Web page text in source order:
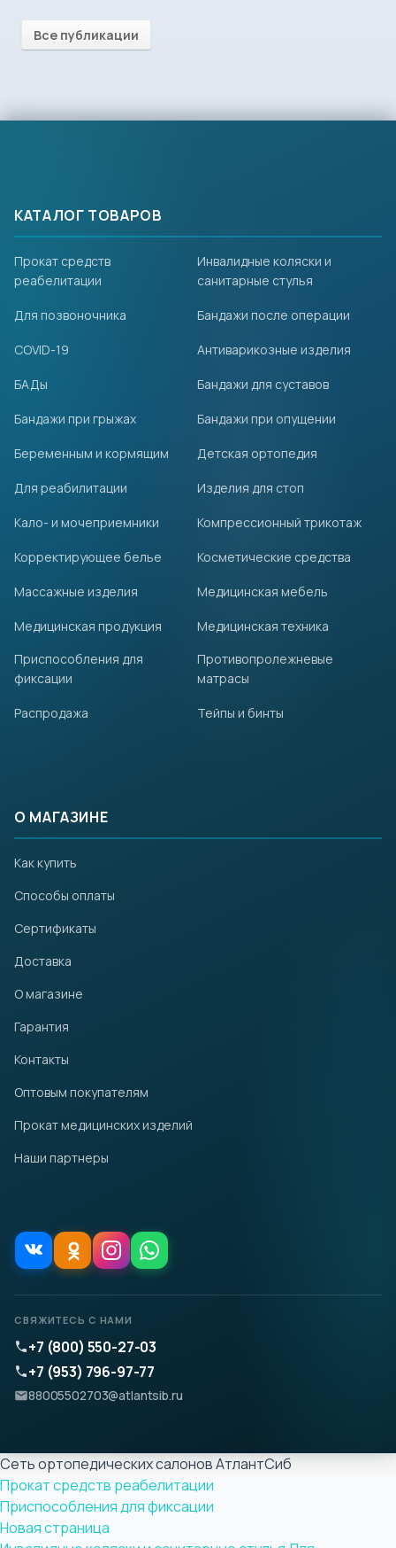
Все публикации
КАТАЛОГ ТОВАРОВ
Прокат средств
реабелитации
Инвалидные коляски и
санитарные стулья
Для позвоночника Бандажи после операции
COVID-19 Антиварикозные изделия
БАДы Бандажи для суставов
Бандажи при грыжах Бандажи при опущении
Беременным и кормящим Детская ортопедия
Для реабилитации Изделия для стоп
Кало- и мочеприемники Компрессионный трикотаж
Корректирующее белье Косметические средства
Массажные изделия Медицинская мебель
Медицинская продукция
Медицинская техника
Приспособления для
фиксации
Противопролежневые
матрасы
Распродажа Тейпы и бинты
О МАГАЗИНЕ
Как купить
Способы оплаты
Сертификаты
Доставка
О магазине
Гарантия
Контакты
Оптовым покупателям
Прокат медицинских изделий
Наши партнеры
СВЯЖИТЕСЬ С НАМИ
+7 (800) 550-27-03
+7 (953) 796-97-77
88005502703@atlantsib.ru
Сеть ортопедических салонов АтлантСиб
Прокат средств реабелитации
Приспособления для фиксации
Новая страница